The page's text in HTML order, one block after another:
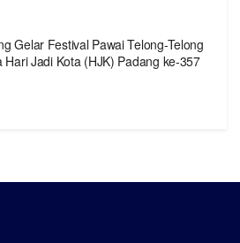
Gelar Festival Pawai Telong-Telong
Hari Jadi Kota (HJK) Padang ke-357